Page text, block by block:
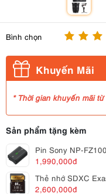
Bình chọn
Khuyến Mãi
* Thời gian khuyến mãi
Sản phẩm tặng kèm
Pin Sony NP-
1,990,000đ
Thẻ nhớ SDXC
2,600,000đ